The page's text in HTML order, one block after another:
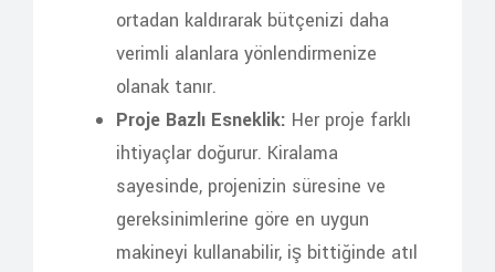
ortadan kaldırarak bütçenizi daha
verimli alanlara yönlendirmenize
olanak tanır.
Proje Bazlı Esneklik: Her proje farklı
ihtiyaçlar doğurur. Kiralama
sayesinde, projenizin süresine ve
gereksinimlerine göre en uygun
makineyi kullanabilir, iş bittiğinde atıl